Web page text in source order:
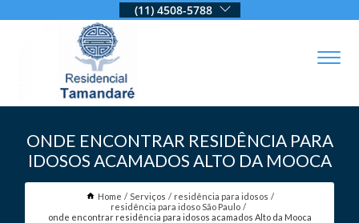
(11) 4508-5788
ONDE ENCONTRAR RESIDÊNCIA PARA
IDOSOS ACAMADOS ALTO DA MOOCA
Home Serviços
residência para idosos
residência para idoso São Paulo
onde encontrar residência para idosos acamados Alto da Mooca